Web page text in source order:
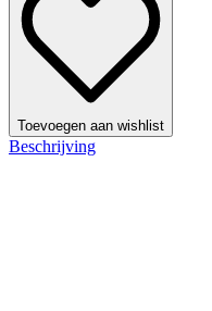
Toevoegen aan wishlist
Beschrijving